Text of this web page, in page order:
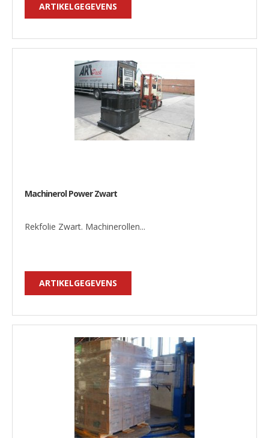
ARTIKELGEGEVENS
Machinerol Power Zwart
Rekfolie Zwart. Machinerollen...
ARTIKELGEGEVENS